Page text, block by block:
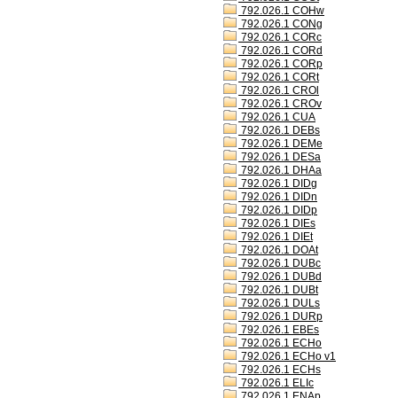
792.026.1 COHw
792.026.1 CONg
792.026.1 CORc
792.026.1 CORd
792.026.1 CORp
792.026.1 CORt
792.026.1 CROl
792.026.1 CROv
792.026.1 CUA
792.026.1 DEBs
792.026.1 DEMe
792.026.1 DESa
792.026.1 DHAa
792.026.1 DIDg
792.026.1 DIDn
792.026.1 DIDp
792.026.1 DIEs
792.026.1 DIEt
792.026.1 DOAt
792.026.1 DUBc
792.026.1 DUBd
792.026.1 DUBt
792.026.1 DULs
792.026.1 DURp
792.026.1 EBEs
792.026.1 ECHo
792.026.1 ECHo v1
792.026.1 ECHs
792.026.1 ELIc